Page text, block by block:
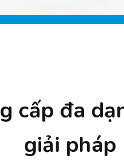
cấp đa
giải pháp